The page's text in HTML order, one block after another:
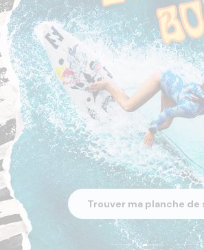
Trouver ma planche de
Carica slide 1 di 3
Carica